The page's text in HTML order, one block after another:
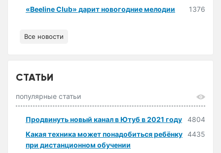
«Beeline Club» дарит новогодние мелодии
1376
Все новости
СТАТЬИ
популярные статьи
Продвинуть новый канал в Ютуб в 2021 году
4804
Какая техника может понадобиться ребёнку
при дистанционном обучении
4435